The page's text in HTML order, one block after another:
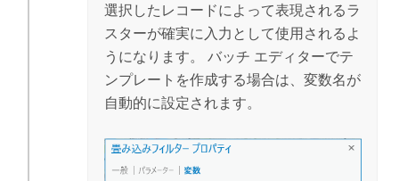
選択したレコードによって表現されるラ
スターが確実に入力として使用されるよ
うになります。 バッチ エディターでテ
ンプレートを作成する場合は、変数名が
自動的に設定されます。